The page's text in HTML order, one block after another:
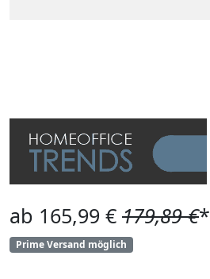
ab 165,99 € 179,89 €*
Prime Versand möglich